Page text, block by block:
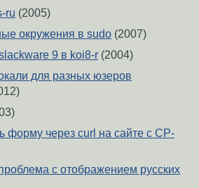
ru (2005)
окружения в sudo (2007)
9 в koi8-r (2004)
для разных юзеров
форму через curl на сайте с CP-
с отображением русских